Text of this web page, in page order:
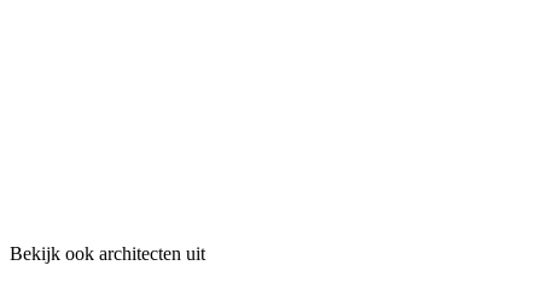
Bekijk ook architecten uit